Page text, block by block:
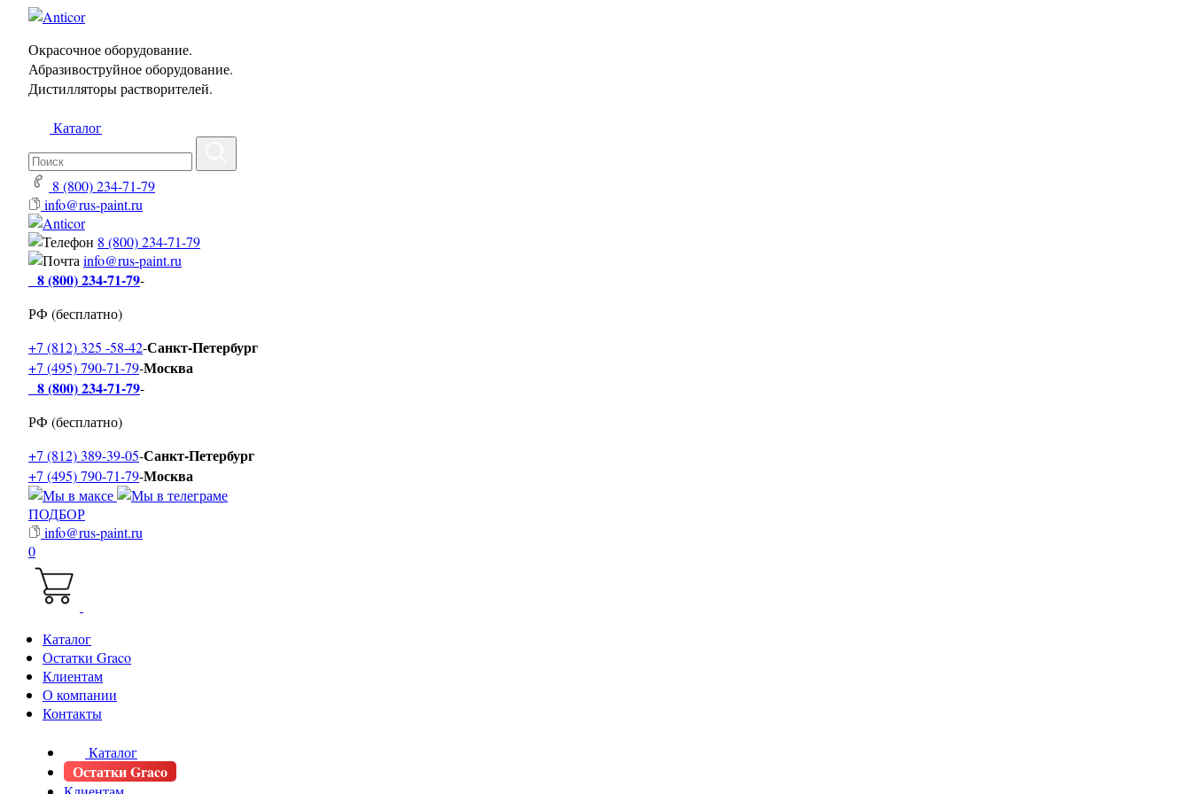
Окрасочное оборудование.
Абразивоструйное оборудование.
Дистилляторы растворителей.
Каталог
8 (800) 234-71-79
info@rus-paint.ru
8 (800) 234-71-79
info@rus-paint.ru
8 (800) 234-71-79-
РФ (бесплатно)
+7 (812) 325 -58-42-Санкт-Петербург
+7 (495) 790-71-79-Москва
8 (800) 234-71-79-
РФ (бесплатно)
+7 (812) 389-39-05-Санкт-Петербург
+7 (495) 790-71-79-Москва
ПОДБОР
info@rus-paint.ru
0
Каталог
Остатки Graco
Клиентам
О компании
Контакты
Каталог
Остатки Graco